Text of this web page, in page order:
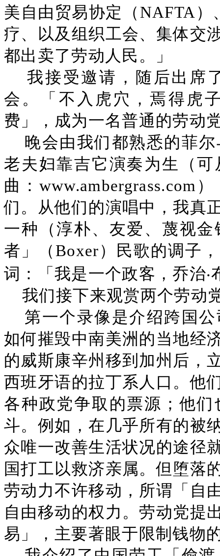
美自由贸易协定（NAFTA
疗、以及组织工会、集体交
都出卖了劳动人民。」
我接受邀请，随后出席
会。「不入虎穴，焉得虎
费」，成为一名普通的劳动
晚会由我们都熟悉的菲
老夫妇靠吉它演奏为生（
曲：www.ambergrass.com
们。从他们的演唱中，我真
一种（淳朴、友爱、蔑视
者」（Boxer）民歌的调子
词：「我是一个政客，乔治
我们接下来观赏两个劳动
第一个录像是介绍跨国
如何摧毁中南美洲的当地经
的威斯康辛州移到加州后，
西班牙语的拉丁系人口。他
各种政党争取的票源；他
斗。例如，在几乎所有的被
众唯一改善生活状况的途径
国打工以救济亲属。但堕落
劳动力不许移动，所谓「自
自由移动的权力。劳动党提
易」，主要著眼于限制钱物